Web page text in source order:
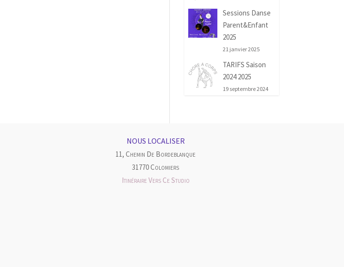
Sessions Danse
Parent&Enfant
2025
21 janvier 2025
TARIFS Saison
2024 2025
19 septembre 2024
NOUS LOCALISER
11, Chemin De Bordeblanque
31770 Colomiers
Itinéraire Vers Ce Studio